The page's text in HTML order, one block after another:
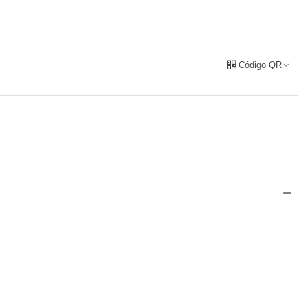
Código QR